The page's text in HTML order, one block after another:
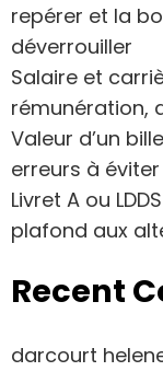
repérer et la
déverrouiller
Salaire et
rémunération,
Valeur d’un
erreurs à
Livret A ou
plafond aux
Recent
darcourt